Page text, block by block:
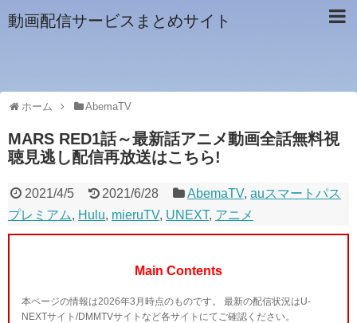
動画配信サービスまとめサイト
ホーム AbemaTV
MARS RED1話～最新話アニメ動画全話無料視
聴見逃し配信再放送はこちら!
2021/4/5 2021/6/28 AbemaTV,auスマートパス
プレミアム, Hulu, mieruTV, UNEXT, アニメ
Main Contents
本ページの情報は2026年3月時点のものです。 最新の配信状況はU-
NEXTサイト/DMMTVサイトなど各サイトにてご確認ください。